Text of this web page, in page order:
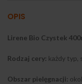
OPIS
Lirene Bio Czystek
Rodzaj cery: każdy typ,
Obszar pielęgnacji: